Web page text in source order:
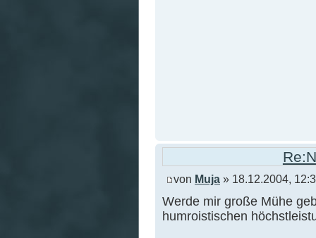
von Muja » 18.12.2004,
Werde mir große Mühe
humroistischen